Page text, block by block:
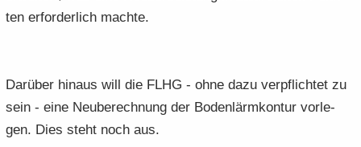
ten er­for­der­lich mach­te.
Dar­über hin­aus will die FLHG - ohne dazu ver­pflich­tet zu
sein - eine Neu­be­rech­nung der Bo­den­lärm­kon­tur vor­le­
gen. Dies steht noch aus.